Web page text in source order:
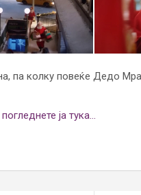
па колку повеќе Дедо
ја тука…